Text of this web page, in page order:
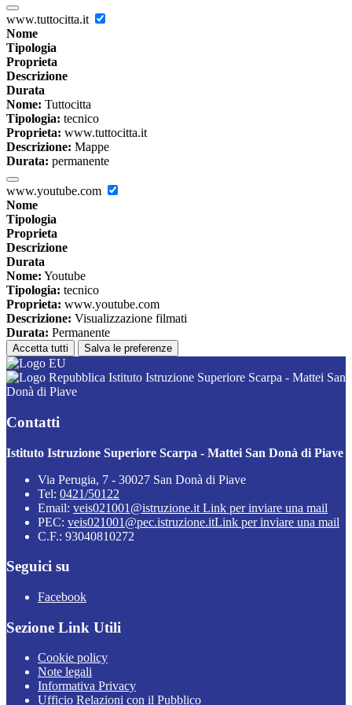
www.tuttocitta.it
Nome
Tipologia
Proprieta
Descrizione
Durata
Nome: Tuttocitta
Tipologia: tecnico
Proprieta: www.tuttocitta.it
Descrizione: Mappe
Durata: permanente
www.youtube.com
Nome
Tipologia
Proprieta
Descrizione
Durata
Nome: Youtube
Tipologia: tecnico
Proprieta: www.youtube.com
Descrizione: Visualizzazione filmati
Durata: Permanente
Accetta tutti Salva le preferenze
Istituto Istruzione Superiore Scarpa - Mattei San
Donà di Piave
Contatti
Istituto Istruzione Superiore Scarpa - Mattei San Donà di Piave
Via Perugia, 7 - 30027 San Donà di Piave
Tel: 0421/50122
Email: veis021001@istruzione.it Link per inviare una mail
PEC: veis021001@pec.istruzione.itLink per inviare una mail
C.F.: 93040810272
Seguici su
Facebook
Sezione Link Utili
Cookie policy
Note legali
Informativa Privacy
Ufficio Relazioni con il Pubblico